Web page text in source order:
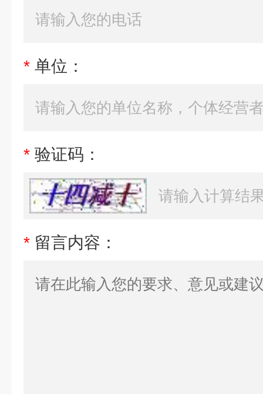
* 单位：
* 验证码：
* 留言内容：